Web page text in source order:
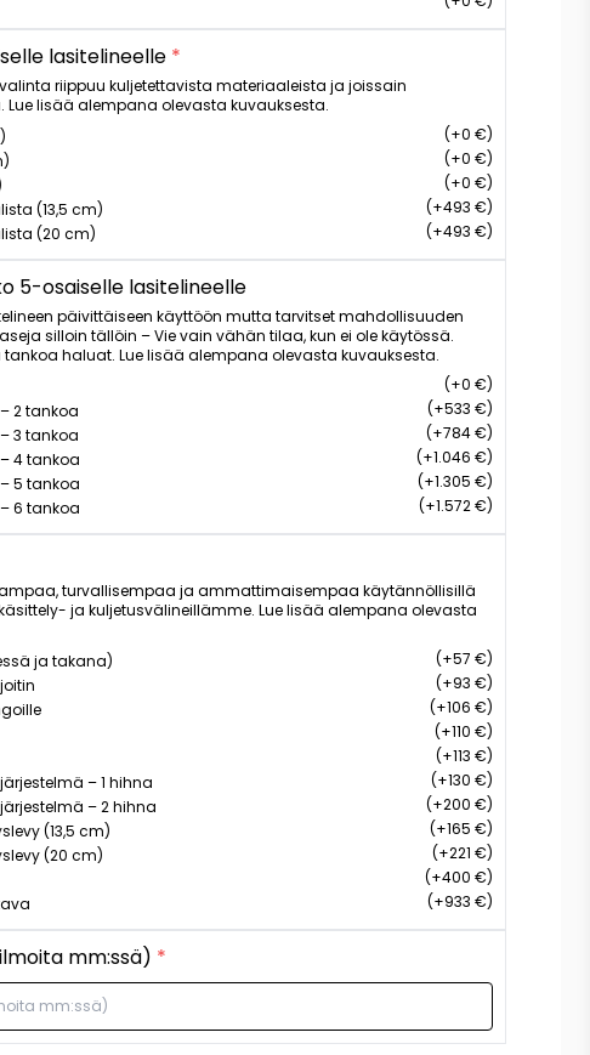
lasitelineelle *
riippuu kuljetettavista materiaaleista ja joissain
lisää alempana olevasta kuvauksesta.
(+0 €)
(+0 €)
(+0 €)
(13,5 cm)
(+493 €)
(20 cm)
(+493 €)
5-osaiselle lasitelineelle
päivittäiseen käyttöön mutta tarvitset mahdollisuuden
silloin tällöin – Vie vain vähän tilaa, kun ei ole käytössä.
tankoa haluat. Lue lisää alempana olevasta kuvauksesta.
(+0 €)
2 tankoa
(+533 €)
3 tankoa
(+784 €)
4 tankoa
(+1.046 €)
5 tankoa
(+1.305 €)
6 tankoa
(+1.572 €)
turvallisempaa ja ammattimaisempaa käytännöllisillä
ja kuljetusvälineillämme. Lue lisää alempana olevasta
ja takana)
(+57 €)
(+93 €)
(+106 €)
(+110 €)
(+113 €)
– 1 hihna
(+130 €)
– 2 hihna
(+200 €)
(13,5 cm)
(+165 €)
(20 cm)
(+221 €)
(+400 €)
(+933 €)
mm:ssä) *